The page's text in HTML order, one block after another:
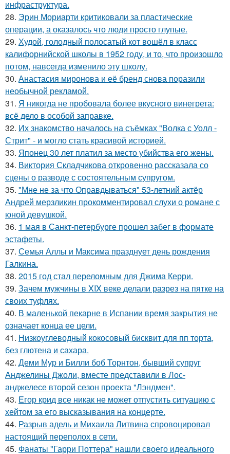
инфраструктура.
28. Эрин Мориарти критиковали за пластические
операции, а оказалось что люди просто глупые.
29. Худой, голодный полосатый кот вошёл в класс
калифорнийской школы в 1952 году, и то, что произошло
потом, навсегда изменило эту школу.
30. Анастасия миронова и её бренд снова поразили
необычной рекламой.
31. Я никогда не пробовала более вкусного винегрета:
всё дело в особой заправке.
32. Их знакомство началось на съёмках "Волка с Уолл -
Стрит" - и могло стать красивой историей.
33. Японец 30 лет платил за место убийства его жены.
34. Виктория Складчикова откровенно рассказала со
сцены о разводе с состоятельным супругом.
35. "Мне не за что Оправдываться" 53-летний актёр
Андрей мерзликин прокомментировал слухи о романе с
юной девушкой.
36. 1 мая в Санкт-петербурге прошел забег в формате
эстафеты.
37. Семья Аллы и Максима празднует день рождения
Галкина.
38. 2015 год стал переломным для Джима Керри.
39. Зачем мужчины в XIX веке делали разрез на пятке на
своих туфлях.
40. В маленькой пекарне в Испании время закрытия не
означает конца ее цели.
41. Низкоуглеводный кокосовый бисквит для пп торта,
без глютена и сахара.
42. Деми Мур и Билли боб Торнтон, бывший супруг
Анджелины Джоли, вместе представили в Лос-
анджелесе второй сезон проекта "Лэндмен".
43. Егор крид все никак не может отпустить ситуацию с
хейтом за его высказывания на концерте.
44. Разрыв адель и Михаила Литвина спровоцировал
настоящий переполох в сети.
45. Фанаты "Гарри Поттера" нашли своего идеального